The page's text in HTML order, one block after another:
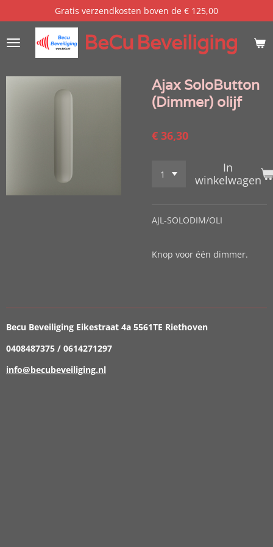
direct
naar
de
BeCuBeveiliging
Gratis verzendkosten boven de € 125,00
Ajax SoloButton
(Dimmer) olijf
€ 36,30
In
winkelwagen
AJL-SOLODIM/OLI
Knop voor één dimmer.
Becu Beveiliging Eikestraat 4a 5561TE Riethoven
0408487375 / 0614271297
info@becubeveiliging.nl